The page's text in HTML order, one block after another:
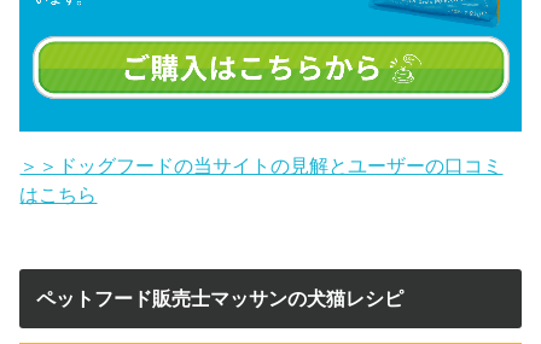
＞＞ドッグフードの当サイトの見解とユーザーの口コミ
はこちら
ペットフード販売士マッサンの犬猫レシピ